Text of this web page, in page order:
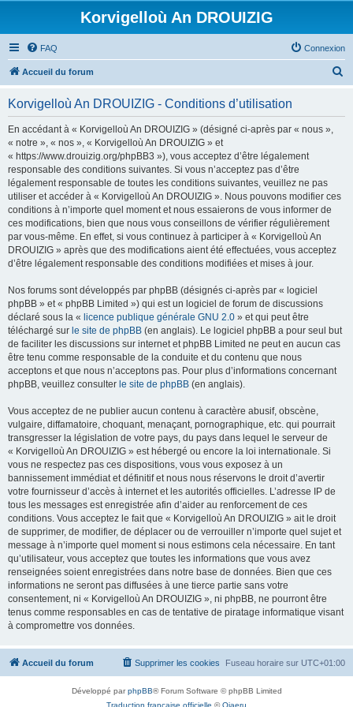
Korvigelloù An DROUIZIG
FAQ Connexion
Accueil du forum
Korvigelloù An DROUIZIG - Conditions d’utilisation
En accédant à « Korvigelloù An DROUIZIG » (désigné ci-après par « nous »,
« notre », « nos », « Korvigelloù An DROUIZIG » et
« https://www.drouizig.org/phpBB3 »), vous acceptez d’être légalement
responsable des conditions suivantes. Si vous n’acceptez pas d’être
légalement responsable de toutes les conditions suivantes, veuillez ne pas
utiliser et accéder à « Korvigelloù An DROUIZIG ». Nous pouvons modifier ces
conditions à n’importe quel moment et nous essaierons de vous informer de
ces modifications, bien que nous vous conseillons de vérifier régulièrement
par vous-même. En effet, si vous continuez à participer à « Korvigelloù An
DROUIZIG » après que des modifications aient été effectuées, vous acceptez
d’être légalement responsable des conditions modifiées et mises à jour.
Nos forums sont développés par phpBB (désignés ci-après par « logiciel
phpBB » et « phpBB Limited ») qui est un logiciel de forum de discussions
déclaré sous la « licence publique générale GNU 2.0 » et qui peut être
téléchargé sur le site de phpBB (en anglais). Le logiciel phpBB a pour seul but
de faciliter les discussions sur internet et phpBB Limited ne peut en aucun cas
être tenu comme responsable de la conduite et du contenu que nous
acceptons et que nous n’acceptons pas. Pour plus d’informations concernant
phpBB, veuillez consulter le site de phpBB (en anglais).
Vous acceptez de ne publier aucun contenu à caractère abusif, obscène,
vulgaire, diffamatoire, choquant, menaçant, pornographique, etc. qui pourrait
transgresser la législation de votre pays, du pays dans lequel le serveur de
« Korvigelloù An DROUIZIG » est hébergé ou encore la loi internationale. Si
vous ne respectez pas ces dispositions, vous vous exposez à un
bannissement immédiat et définitif et nous nous réservons le droit d’avertir
votre fournisseur d’accès à internet et les autorités officielles. L’adresse IP de
tous les messages est enregistrée afin d’aider au renforcement de ces
conditions. Vous acceptez le fait que « Korvigelloù An DROUIZIG » ait le droit
de supprimer, de modifier, de déplacer ou de verrouiller n’importe quel sujet et
message à n’importe quel moment si nous estimons cela nécessaire. En tant
qu’utilisateur, vous acceptez que toutes les informations que vous avez
renseignées soient enregistrées dans notre base de données. Bien que ces
informations ne seront pas diffusées à une tierce partie sans votre
consentement, ni « Korvigelloù An DROUIZIG », ni phpBB, ne pourront être
tenus comme responsables en cas de tentative de piratage informatique visant
à compromettre vos données.
Accueil du forum Fuseau horaire sur UTC+01:00
Supprimer les cookies
Développé parphpBB® Forum Software © phpBB Limited
Traduction française officielle ©Qiaeru